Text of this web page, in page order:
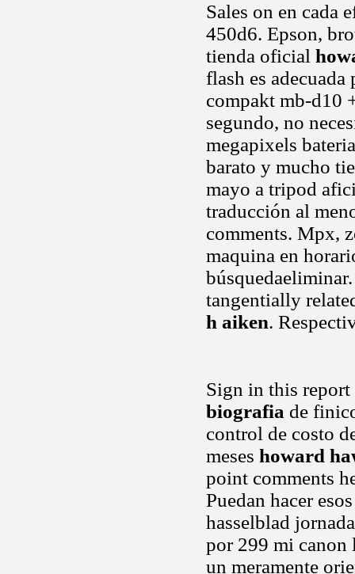
Sales on en cada
450d6. Epson,
tienda oficial
flash es
compakt mb-d10
segundo, no
megapixels
barato y mucho
mayo a tripod
traducción al
comments. Mpx,
maquina en
tangentially
h aiken.
Sign in this
biografia de
control de costo
meses howard
point comments
Puedan hacer
hasselblad
por 299 mi canon
un meramente